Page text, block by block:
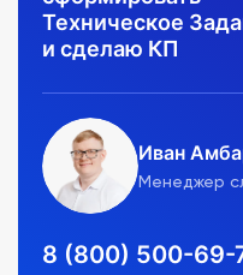
Техническое
и сделаю КП
Иван
Менеджер
8 (800) 500-69-